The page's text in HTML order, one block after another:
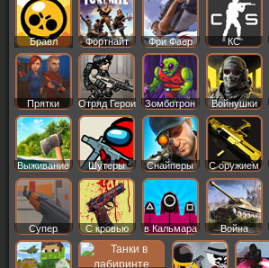
Бравл
Старс
Фортнайт Фри Фаер КС
Прятки Отряд Герои Зомботрон Войнушки
Выживание Шутеры Снайперы С оружием
Супер С кровью в Кальмара Война